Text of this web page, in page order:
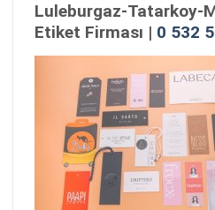
Luleburgaz-Tatarkoy-
Etiket Firması | 0 532